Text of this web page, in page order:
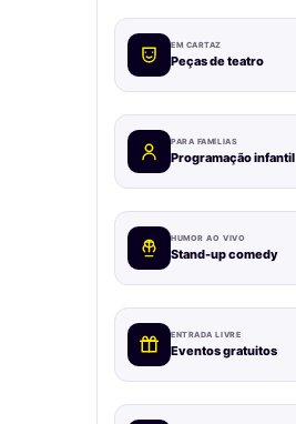
EM CARTAZ
Peças de teatro
PARA FAMÍLIAS
Programação infantil
HUMOR AO VIVO
Stand-up comedy
ENTRADA LIVRE
Eventos gratuitos